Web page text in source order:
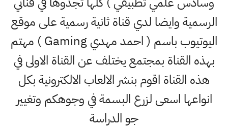
الرسمية وايضا لدي قناة ثانية رسمية على موقع
اليوتيوب باسم ( احمد مهدي Gaming ) مهتم
بهذه القناة بمجتمع يختلف عن القناة الاولى في
هذه القناة اقوم بنشر الالعاب الالكترونية بكل
انواعها اسعى لزرع البسمة في وجوهكم وتغيير
جو الدراسة